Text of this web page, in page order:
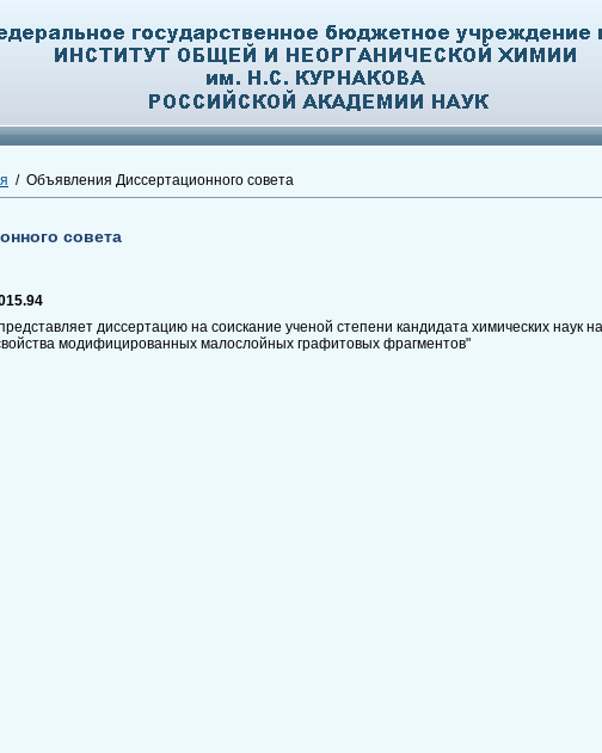
/ Объявления Диссертационного совета
совета
диссертацию на соискание ученой степени кандидата химических наук
модифицированных малослойных графитовых фрагментов"